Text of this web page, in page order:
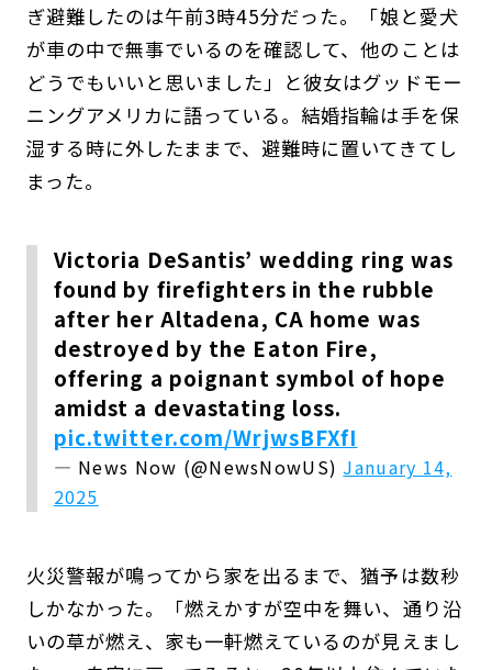
ぎ避難したのは午前3時45分だった。「娘と愛犬
が車の中で無事でいるのを確認して、他のことは
どうでもいいと思いました」と彼女はグッドモー
ニングアメリカに語っている。結婚指輪は手を保
湿する時に外したままで、避難時に置いてきてし
まった。
Victoria DeSantis’ wedding ring was
found by firefighters in the rubble
after her Altadena, CA home was
destroyed by the Eaton Fire,
offering a poignant symbol of hope
amidst a devastating loss.
pic.twitter.com/WrjwsBFXfI
— News Now (@NewsNowUS) January 14,
2025
火災警報が鳴ってから家を出るまで、猶予は数秒
しかなかった。「燃えかすが空中を舞い、通り沿
いの草が燃え、家も一軒燃えているのが見えまし